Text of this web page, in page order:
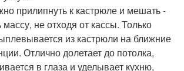
прилипнуть к кастрюле и мешать -
не отходя от кассы. Только
из кастрюли на ближние
Отлично долетает до потолка,
в глаза и уделывает кухню,